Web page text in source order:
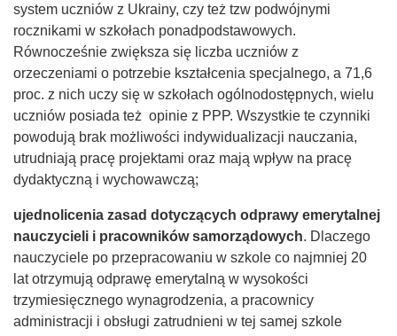
system uczniów z Ukrainy, czy też tzw podwójnymi
rocznikami w szkołach ponadpodstawowych.
Równocześnie zwiększa się liczba uczniów z
orzeczeniami o potrzebie kształcenia specjalnego, a 71,6
proc. z nich uczy się w szkołach ogólnodostępnych, wielu
uczniów posiada też opinie z PPP. Wszystkie te czynniki
powodują brak możliwości indywidualizacji nauczania,
utrudniają pracę projektami oraz mają wpływ na pracę
dydaktyczną i wychowawczą;
ujednolicenia zasad dotyczących odprawy emerytalnej
nauczycieli i pracowników samorządowych. Dlaczego
nauczyciele po przepracowaniu w szkole co najmniej 20
lat otrzymują odprawę emerytalną w wysokości
trzymiesięcznego wynagrodzenia, a pracownicy
administracji i obsługi zatrudnieni w tej samej szkole